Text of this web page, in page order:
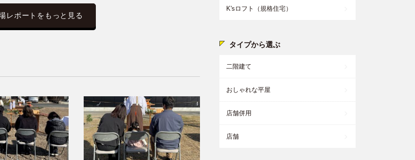
レポートをもっと見る
K'sロフト（規格住宅）
タイプから選ぶ
二階建て
おしゃれな平屋
店舗併用
店舗